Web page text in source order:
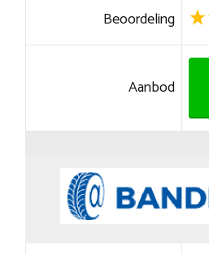
Beoordeling
Aanbod